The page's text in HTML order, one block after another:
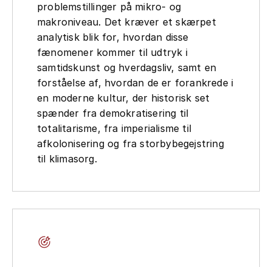
problemstillinger på mikro- og
makroniveau. Det kræver et skærpet
analytisk blik for, hvordan disse
fænomener kommer til udtryk i
samtidskunst og hverdagsliv, samt en
forståelse af, hvordan de er forankrede i
en moderne kultur, der historisk set
spænder fra demokratisering til
totalitarisme, fra imperialisme til
afkolonisering og fra storbybegejstring
til klimasorg.